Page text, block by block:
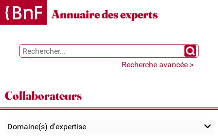
Gestion des cookies
Annuaire des experts
Chercher
Recherche avancée >
Collaborateurs
Domaine(s) d'expertise